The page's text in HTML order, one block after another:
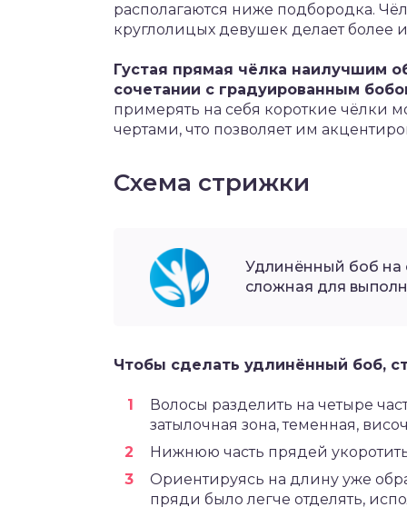
располагаются ниже подбородка.
круглолицых девушек делает более
Густая прямая чёлка наилучшим
сочетании с градуированным
примерять на себя короткие чёлки
чертами, что позволяет им
Схема стрижки
Удлинённый боб на
сложная для
Чтобы сделать удлинённый боб,
Волосы разделить на четыре
затылочная зона, теменная,
Нижнюю часть прядей
Ориентируясь на длину уже
пряди было легче отделять,